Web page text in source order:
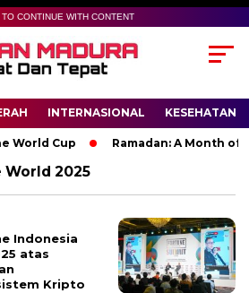
CONTINUE WITH CONTENT
INTERNASIONAL KESEHATAN
Cup Ramadan: A Month of
World 2025
Indonesia
atas
Kripto